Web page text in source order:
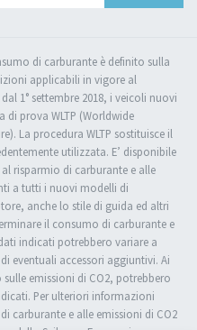
di carburante è definito sulla
applicabili in vigore al
1° settembre 2018, i veicoli nuovi
prova WLTP (Worldwide
La procedura WLTP sostituisce il
utilizzata. E’ disponibile
risparmio di carburante e alle
a tutti i nuovi modelli di
anche lo stile di guida ed altri
il consumo di carburante e
indicati potrebbero variare a
eventuali accessori aggiuntivi. Ai
emissioni di CO2, potrebbero
Per ulteriori informazioni
carburante e alle emissioni di CO2